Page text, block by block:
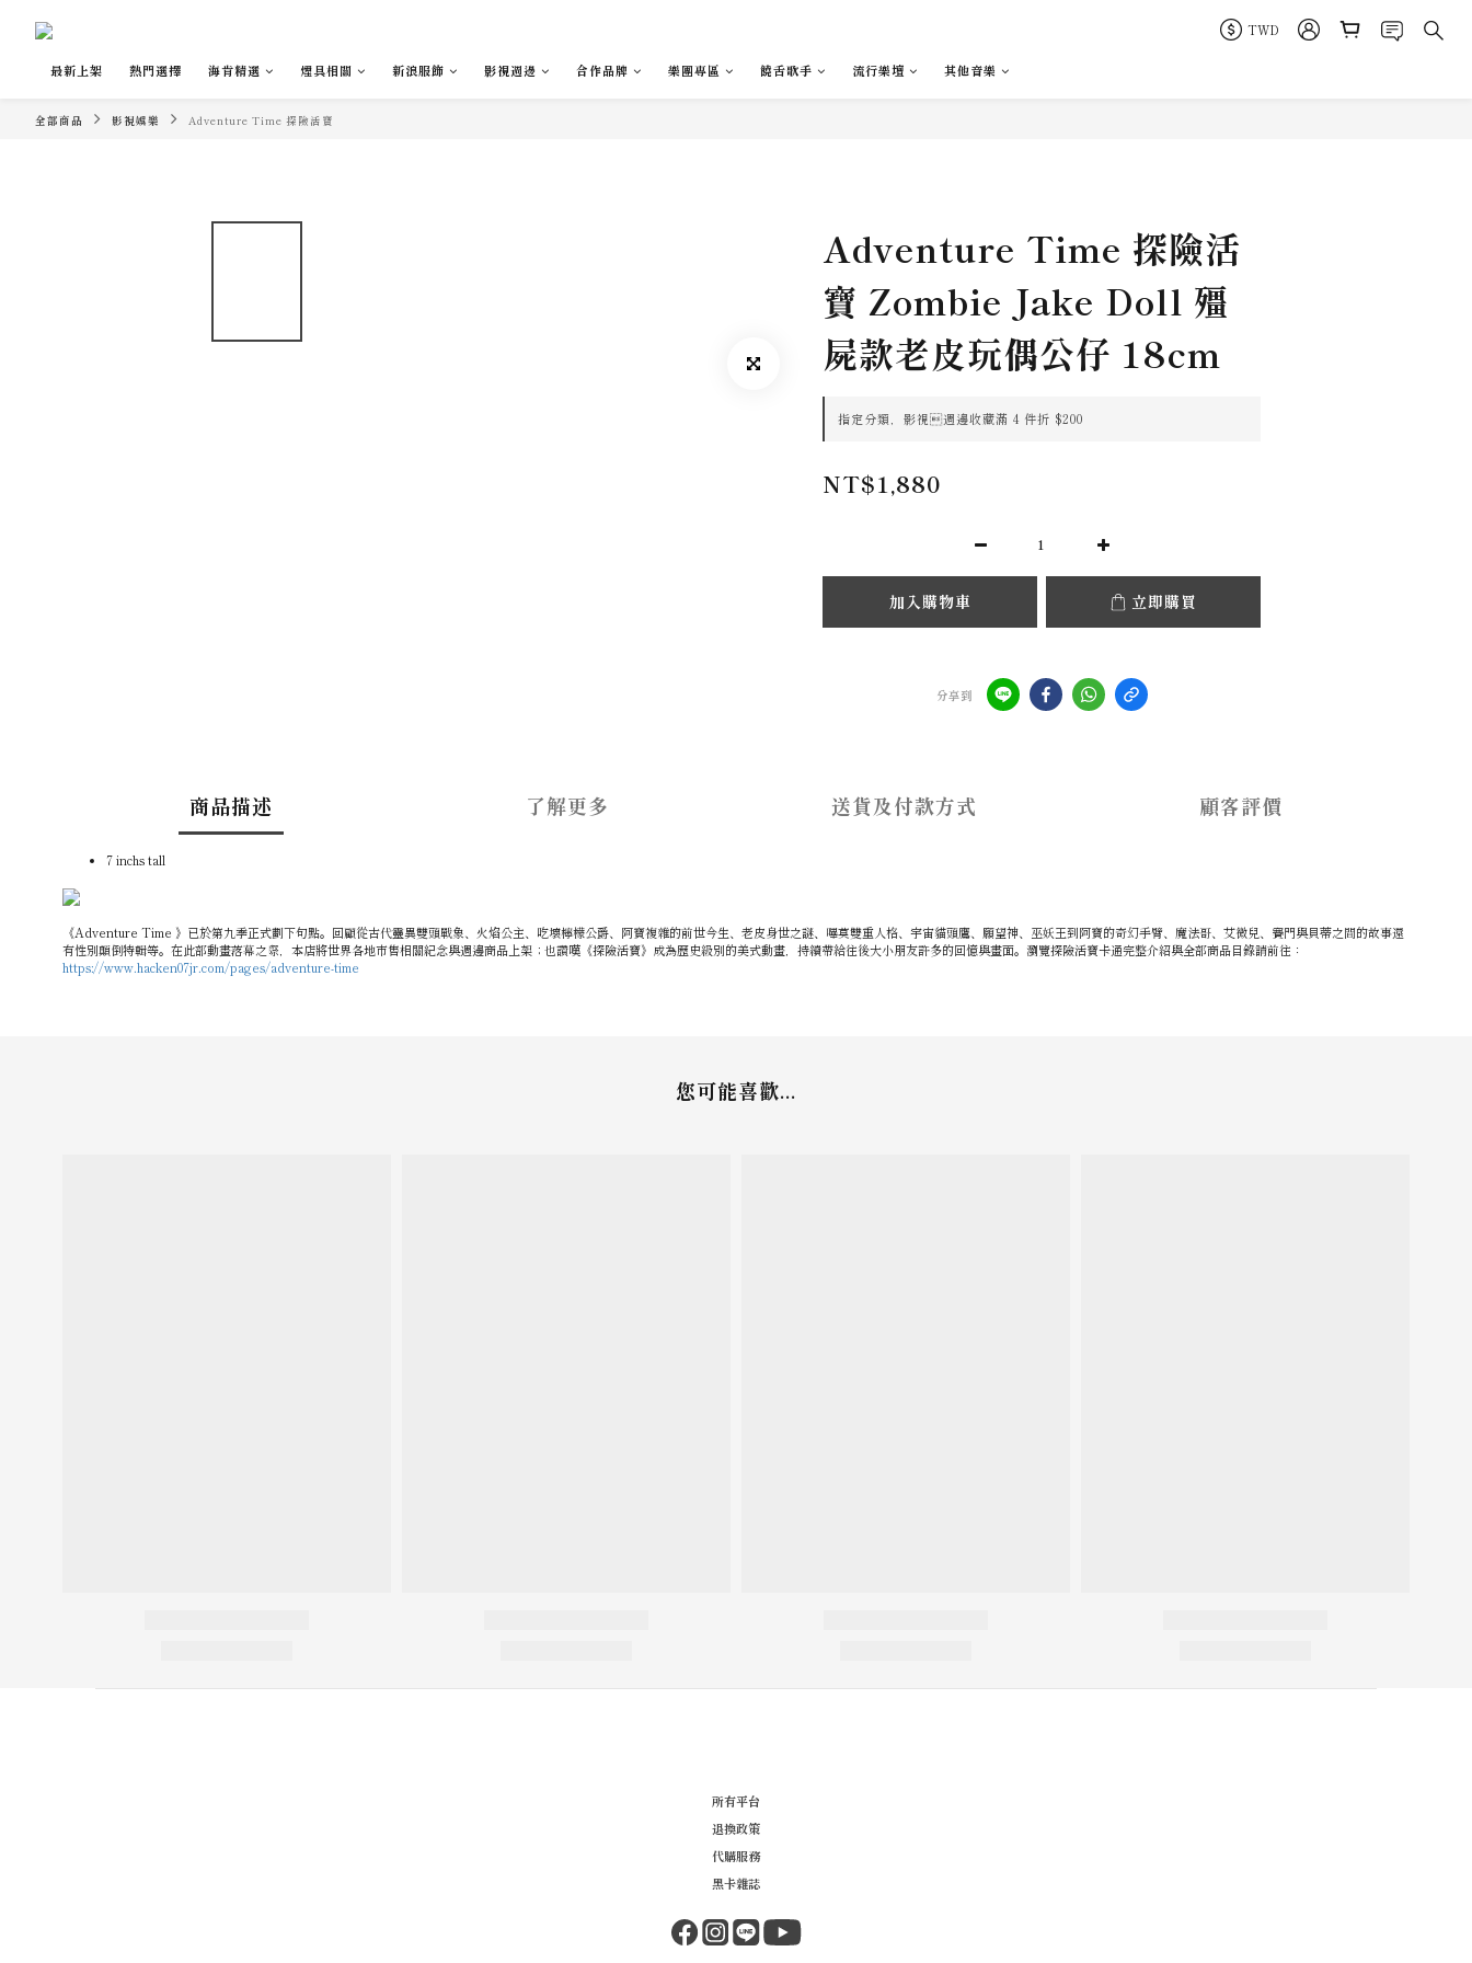
TWD
最新上架 熱門選擇 海肯精選 煙具相關 新浪服飾 影視週邊 合作品牌 樂團專區 饒舌歌手 流行樂壇 其他音樂
全部商品 影視娛樂 Adventure Time 探險活寶
Adventure Time 探險活
寶 Zombie Jake Doll 殭
屍款老皮玩偶公仔 18cm
指定分類，影視週邊收藏滿 4 件折 $200
NT$1,880
加入購物車 立即購買
分享到
商品描述 了解更多 送貨及付款方式 顧客評價
7 inchs tall
《Adventure Time 》已於第九季正式劃下句點。回顧從古代靈異雙頭戰象、火焰公主、吃壞檸檬公爵、阿寶複雜的前世今生、老皮身世之謎、嗶莫雙重人格、宇宙貓頭鷹、願望神、巫妖王到阿寶的奇幻手臂、魔法哥、艾微兒、賽門與貝蒂之間的故事還
有性別顛倒特輯等。在此部動畫落幕之際，本店將世界各地市售相關紀念與週邊商品上架；也讚嘆《探險活寶》成為歷史級別的美式動畫，持續帶給往後大小朋友許多的回憶與畫面。瀏覽探險活寶卡通完整介紹與全部商品目錄請前往：
https://www.hacken07jr.com/pages/adventure-time
您可能喜歡...
所有平台
退換政策
代購服務
黑卡雜誌